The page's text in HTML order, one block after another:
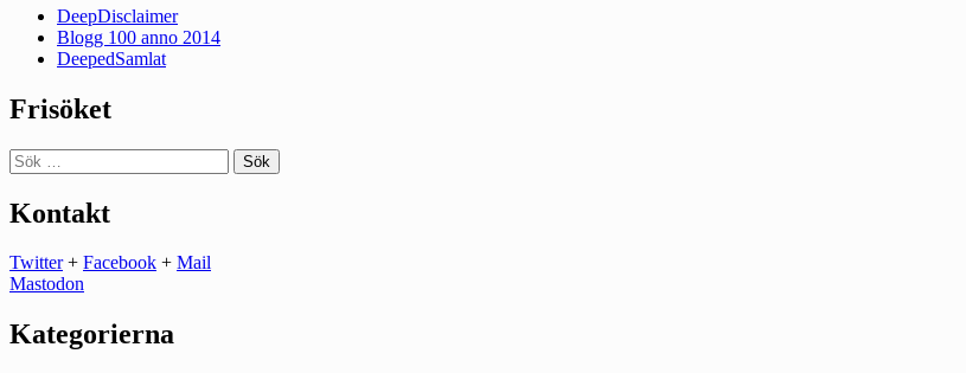
DeepDisclaimer
Blogg 100 anno 2014
DeepedSamlat
Frisöket
Sök
efter:
Kontakt
Twitter+ Facebook + Mail
Mastodon
Kategorierna